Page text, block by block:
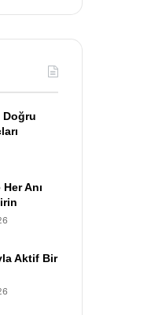
Doğru
Anı
Aktif Bir